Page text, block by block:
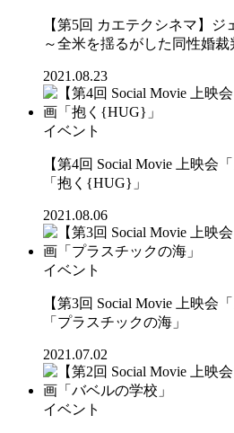
【第5回 カエテクシネマ】ジ
～全米を揺るがした同性婚裁
2021.08.23
イベント
【第4回 Social Movie 上映会
「抱く{HUG}」
2021.08.06
イベント
【第3回 Social Movie 上映会
「プラスチックの海」
2021.07.02
イベント